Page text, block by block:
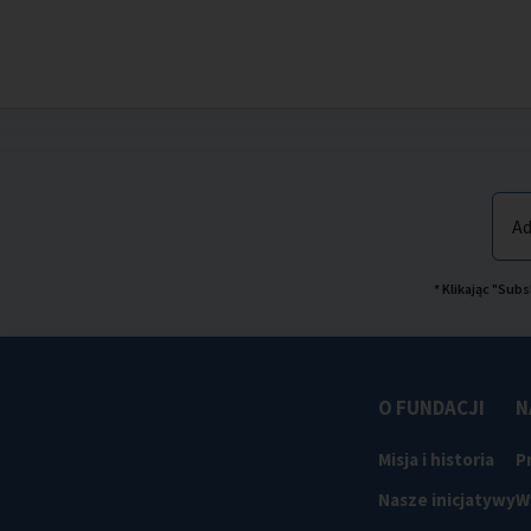
* Klikając
O FUNDACJI
Misja i historia
Nasze inicjatywy